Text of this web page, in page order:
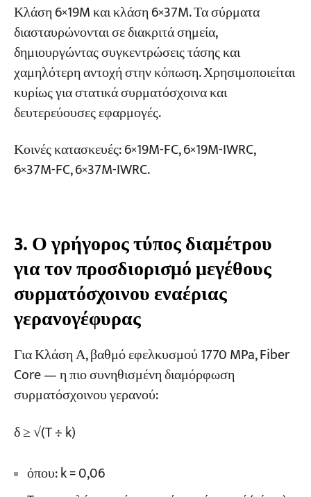
Κλάση 6×19M και κλάση 6×37M. Τα σύρματα
διασταυρώνονται σε διακριτά σημεία,
δημιουργώντας συγκεντρώσεις τάσης και
χαμηλότερη αντοχή στην κόπωση. Χρησιμοποιείται
κυρίως για στατικά συρματόσχοινα και
δευτερεύουσες εφαρμογές.
Κοινές κατασκευές: 6×19M-FC, 6×19M-IWRC,
6×37M-FC, 6×37M-IWRC.
3. Ο γρήγορος τύπος διαμέτρου
για τον προσδιορισμό μεγέθους
συρματόσχοινου εναέριας
γερανογέφυρας
Για Κλάση Α, βαθμό εφελκυσμού 1770 MPa, Fiber
Core — η πιο συνηθισμένη διαμόρφωση
συρματόσχοινου γερανού:
δ ≥ √(T ÷ k)
όπου: k = 0,06